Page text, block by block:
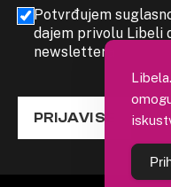
Potvrđujem
dajem privolu Libeli
newslettera
PRIJAVI SE